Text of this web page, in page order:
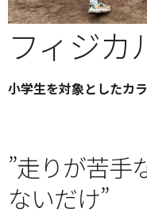
フィジカ
小学生を対象としたカ
”走りが苦手
ないだけ”